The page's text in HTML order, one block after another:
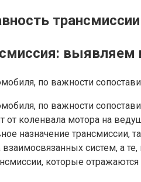
выявляем
по важности
по важности
коленвала мотора на
назначение трансмиссии,
взаимосвязанных систем, а
которые